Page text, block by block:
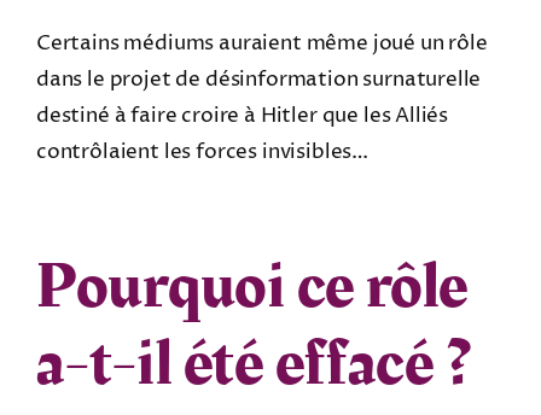
Certains médiums auraient même joué un rôle
dans le projet de désinformation surnaturelle
destiné à faire croire à Hitler que les Alliés
contrôlaient les forces invisibles…
Pourquoi ce rôle
a-t-il été effacé ?